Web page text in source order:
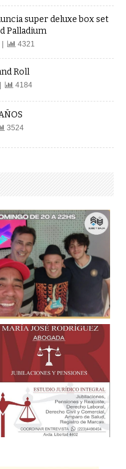
super deluxe box set
Palladium
| 4321
Roll
| 4184
3524